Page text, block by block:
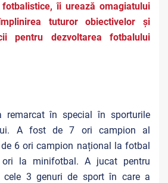
îi urează omagiatului
tuturor obiectivelor și
pentru dezvoltarea fotbalului
remarcat în special în sporturile
A fost de 7 ori campion al
6 ori campion național la fotbal
la minifotbal. A jucat pentru
cele 3 genuri de sport în care a